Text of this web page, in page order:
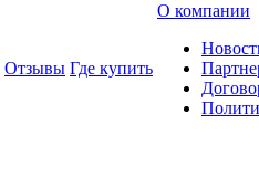
Отзывы Где купить
О компании